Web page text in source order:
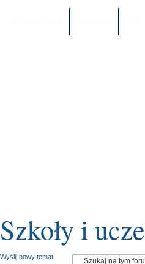
Szkoły i
Wyślij nowy temat